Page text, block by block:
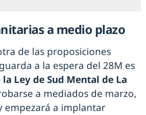
a medio plazo
de las proposiciones
a la espera del 28M es
Ley de Sud Mental de La
a mediados de marzo,
empezará a implantar